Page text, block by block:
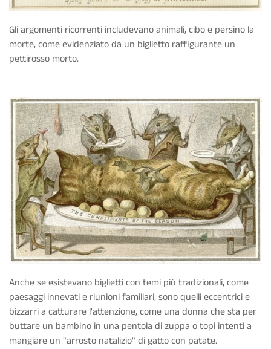
Gli argomenti ricorrenti includevano animali, cibo e persino la
morte, come evidenziato da un biglietto raffigurante un
pettirosso morto.
Anche se esistevano biglietti con temi più tradizionali, come
paesaggi innevati e riunioni familiari, sono quelli eccentrici e
bizzarri a catturare l'attenzione, come una donna che sta per
buttare un bambino in una pentola di zuppa o topi intenti a
mangiare un "arrosto natalizio" di gatto con patate.